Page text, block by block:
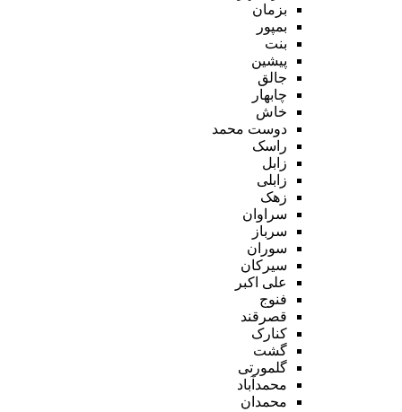
بزمان
بمپور
بنت
پیشین
جالق
چابهار
خاش
دوست محمد
راسک
زابل
زابلی
زهک
سراوان
سرباز
سوران
سیرکان
علی اکبر
فنوج
قصرقند
کنارک
گشت
گلمورتی
محمدآباد
محمدان